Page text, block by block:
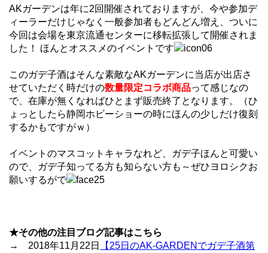
AKガーデンは年に2回開催されておりますが、今や参加デ
ィーラーだけじゃなく一般参加者もどんどん増え、ついに
今回は会場を東京流通センターに移転拡張して開催されま
した！ ほんとオススメのイベントです
このガデ子酒はそんな素敵なAKガーデンに当店が出店さ
せていただく時だけの数量限定コラボ商品って感じなの
で、在庫が無くなればひとまず販売終了となります。（ひ
ょっとしたら静岡ホビーショーの時にほんの少しだけ復刻
するかもですがｗ）
イベントのマスコットキャラなれど、ガデ子ほんと可愛い
ので、ガデ子知ってる方も知らない方も～ぜひヨロシクお
願いするがで
★その他の注目ブログ記事はこちら
→ 2018年11月22日
【25日のAK-GARDENでガデ子酒第